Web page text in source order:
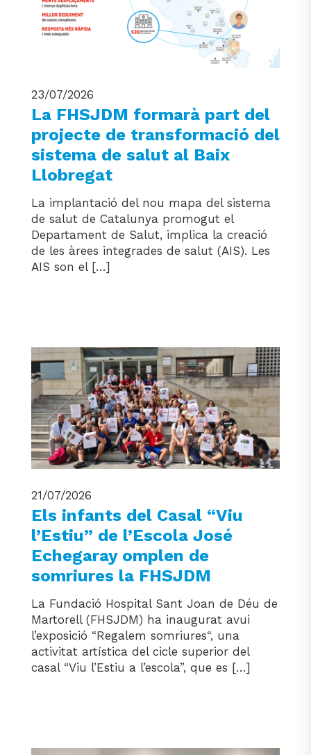
23/07/2026
La FHSJDM formarà part del
projecte de transformació del
sistema de salut al Baix
Llobregat
La implantació del nou mapa del sistema
de salut de Catalunya promogut el
Departament de Salut, implica la creació
de les àrees integrades de salut (AIS). Les
AIS son el […]
21/07/2026
Els infants del Casal “Viu
l’Estiu” de l’Escola José
Echegaray omplen de
somriures la FHSJDM
La Fundació Hospital Sant Joan de Déu de
Martorell (FHSJDM) ha inaugurat avui
l’exposició “Regalem somriures“, una
activitat artística del cicle superior del
casal “Viu l’Estiu a l’escola”, que es […]